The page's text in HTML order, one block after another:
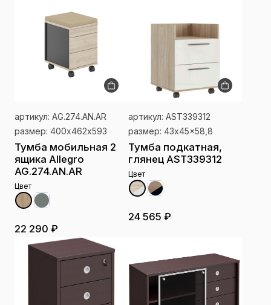
артикул: AG.274.AN.AR
размер: 400х462х593
Тумба мобильная 2
ящика Allegro
AG.274.AN.AR
Цвет
22 290 ₽
артикул: AST339312
размер: 43x45x58,8
Тумба подкатная,
глянец AST339312
Цвет
24 565 ₽